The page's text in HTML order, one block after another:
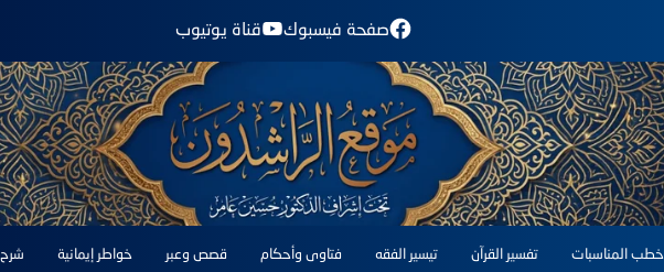
صفحة فيسبوك قناة يوتيوب
خطب المناسبات تفسير القرآن تيسير الفقه فتاوى وأحكام قصص وعبر خواطر إيمانية شرح